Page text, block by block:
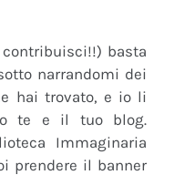
basta
narrandomi dei
hai trovato, e io li
te e il tuo blog.
Immaginaria
prendere il banner